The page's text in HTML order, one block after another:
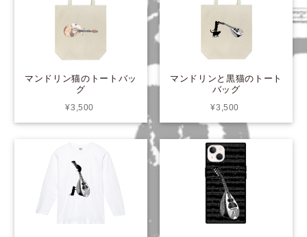
マンドリン猫のトートバッ
グ
¥3,500
マンドリンと黒猫のトート
バッグ
¥3,500